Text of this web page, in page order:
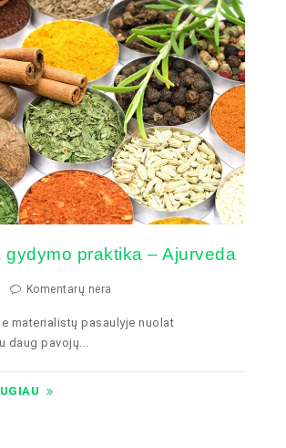
gydymo praktika – Ajurveda
Komentarų nėra
materialistų pasaulyje nuolat
daug pavojų...